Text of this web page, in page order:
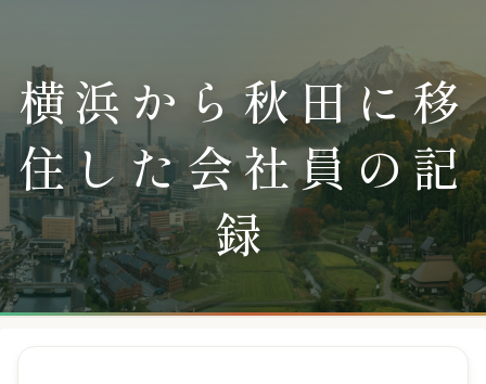
横浜から秋田に移
住した会社員の記
録